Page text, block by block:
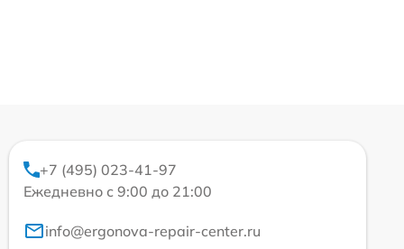
+7 (495) 023-41-97
Ежедневно с 9:00 до 21:00
info@ergonova-repair-center.ru